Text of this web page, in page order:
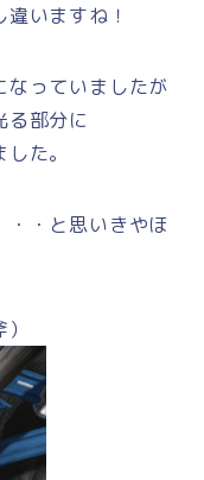
いますね！
っていましたが
る部分に
た。
・と思いきやほ